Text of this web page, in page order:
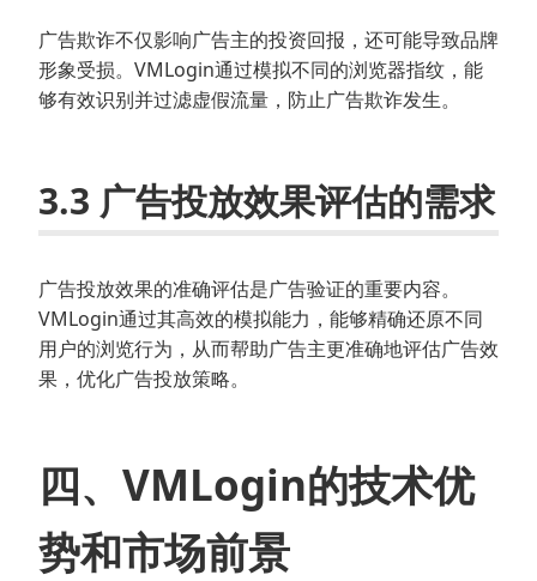
广告欺诈不仅影响广告主的投资回报，还可能导致品牌
形象受损。VMLogin通过模拟不同的浏览器指纹，能
够有效识别并过滤虚假流量，防止广告欺诈发生。
3.3 广告投放效果评估的需求
广告投放效果的准确评估是广告验证的重要内容。
VMLogin通过其高效的模拟能力，能够精确还原不同
用户的浏览行为，从而帮助广告主更准确地评估广告效
果，优化广告投放策略。
四、VMLogin的技术优
势和市场前景